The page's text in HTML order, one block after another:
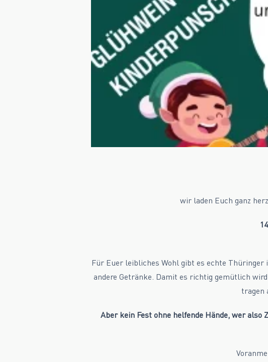
wir laden Euch ganz
Für Euer leibliches Wohl gibt es echte
andere Getränke. Damit es richtig gemütlich
tragen
Aber kein Fest ohne helfende Hände, wer also